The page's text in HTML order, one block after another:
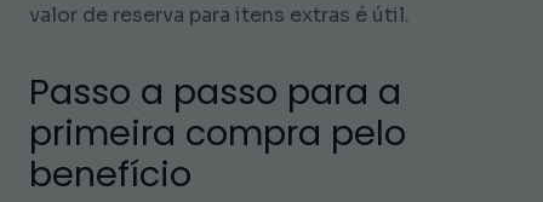
valor de reserva para itens extras é útil.
Passo a passo para a
primeira compra pelo
benefício